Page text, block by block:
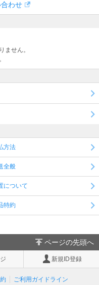
わせ
ません。
方法
全般
について
特約
ページの先頭へ
新規ID登録
ご利用ガイドライン